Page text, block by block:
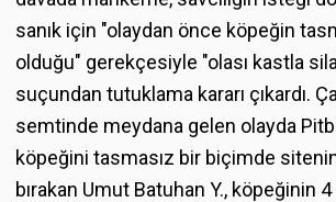
sanık için "olaydan önce köpeğin
olduğu" gerekçesiyle "olası kastla
suçundan tutuklama kararı çıkardı.
semtinde meydana gelen olayda
köpeğini tasmasız bir biçimde
bırakan Umut Batuhan Y., köpeğinin